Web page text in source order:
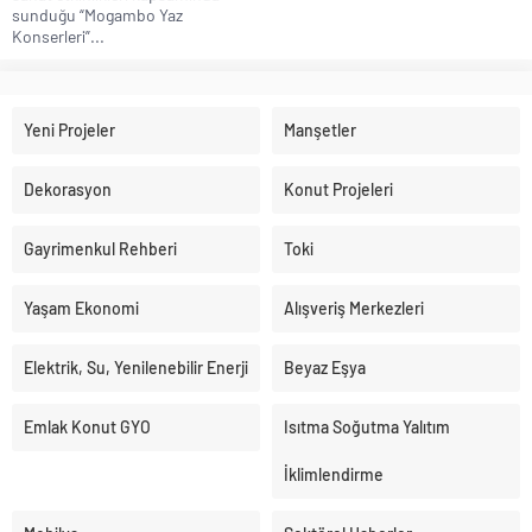
sunduğu “Mogambo Yaz
Konserleri”...
Yeni Projeler Manşetler
Dekorasyon Konut Projeleri
Gayrimenkul Rehberi Toki
Yaşam Ekonomi Alışveriş Merkezleri
Elektrik, Su, Yenilenebilir Enerji Beyaz Eşya
Emlak Konut GYO Isıtma Soğutma Yalıtım
İklimlendirme